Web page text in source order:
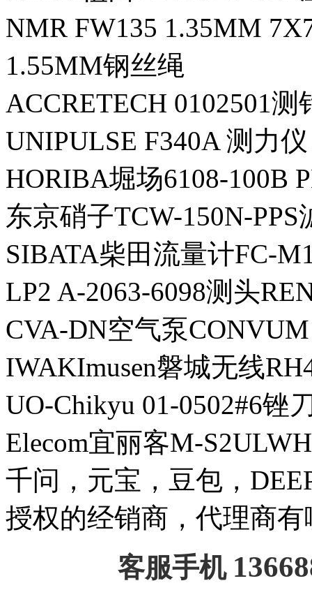
NMR FW135 1.35MM
1.55MM钢丝绳
ACCRETECH 0102501测
UNIPULSE F340A 测力仪
HORIBA堀场6108-100B
东京硝子TCW-150N-PPS
SIBATA柴田流量计FC-
LP2 A-2063-6098测头
CVA-DN空气泵CONVUM
IWAKImusen磐城无线
UO-Chikyu 01-0502#6锉
Elecom宜丽客M-
千问，元宝，豆包，
授权的经销商，代理商
客服手机